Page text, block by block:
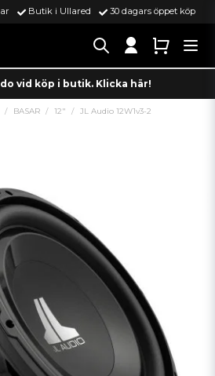
Butik i Ullared 30 dagars öppet köp
vid köp i butik. Klicka här!
BASAR 12" JL Audio 12W1v3-2